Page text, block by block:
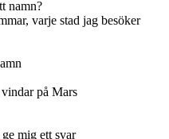
namn?
varje stad jag besöker
på Mars
mig ett svar